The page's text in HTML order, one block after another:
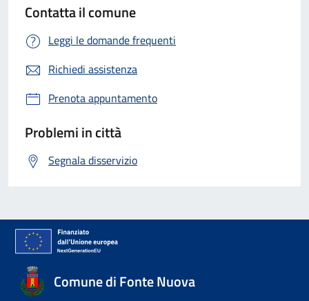
Contatta il comune
Leggi le domande frequenti
Richiedi assistenza
Prenota appuntamento
Problemi in città
Segnala disservizio
Comune di Fonte Nuova